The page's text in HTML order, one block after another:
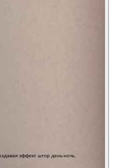
эффект штор день-ночь.